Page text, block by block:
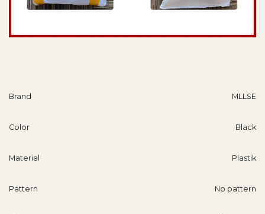
Brand MLLSE
Color Black
Material Plastik
Pattern No pattern